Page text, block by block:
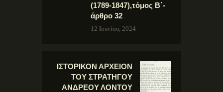
(1789-1847),τόμος Β΄-
άρθρο 32
12 Ιουνίου, 2024
ΙΣΤΟΡΙΚΟΝ ΑΡΧΕΙΟΝ
ΤΟΥ ΣΤΡΑΤΗΓΟΥ
ΑΝΔΡΕΟΥ ΛΟΝΤΟΥ